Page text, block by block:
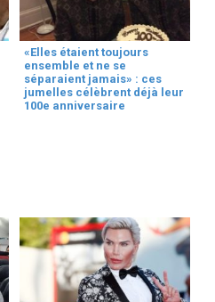
«Elles étaient toujours
ensemble et ne se
séparaient jamais» : ces
jumelles célèbrent déjà leur
100e anniversaire